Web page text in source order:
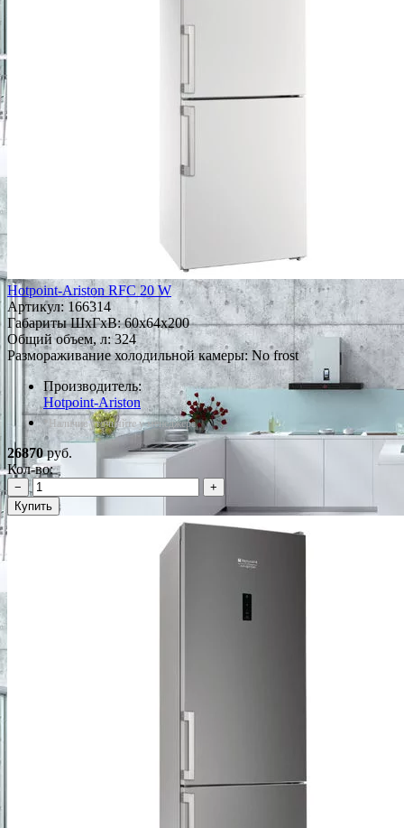
Hotpoint-Ariston RFC 20 W
Артикул: 166314
Габариты ШxГxВ: 60x64x200
Общий объем, л: 324
Размораживание холодильной камеры: No frost
Производитель:
Hotpoint-Ariston
*Наличие уточняйте у менеджера
26870руб.
Кол-во:
−
+
Купить